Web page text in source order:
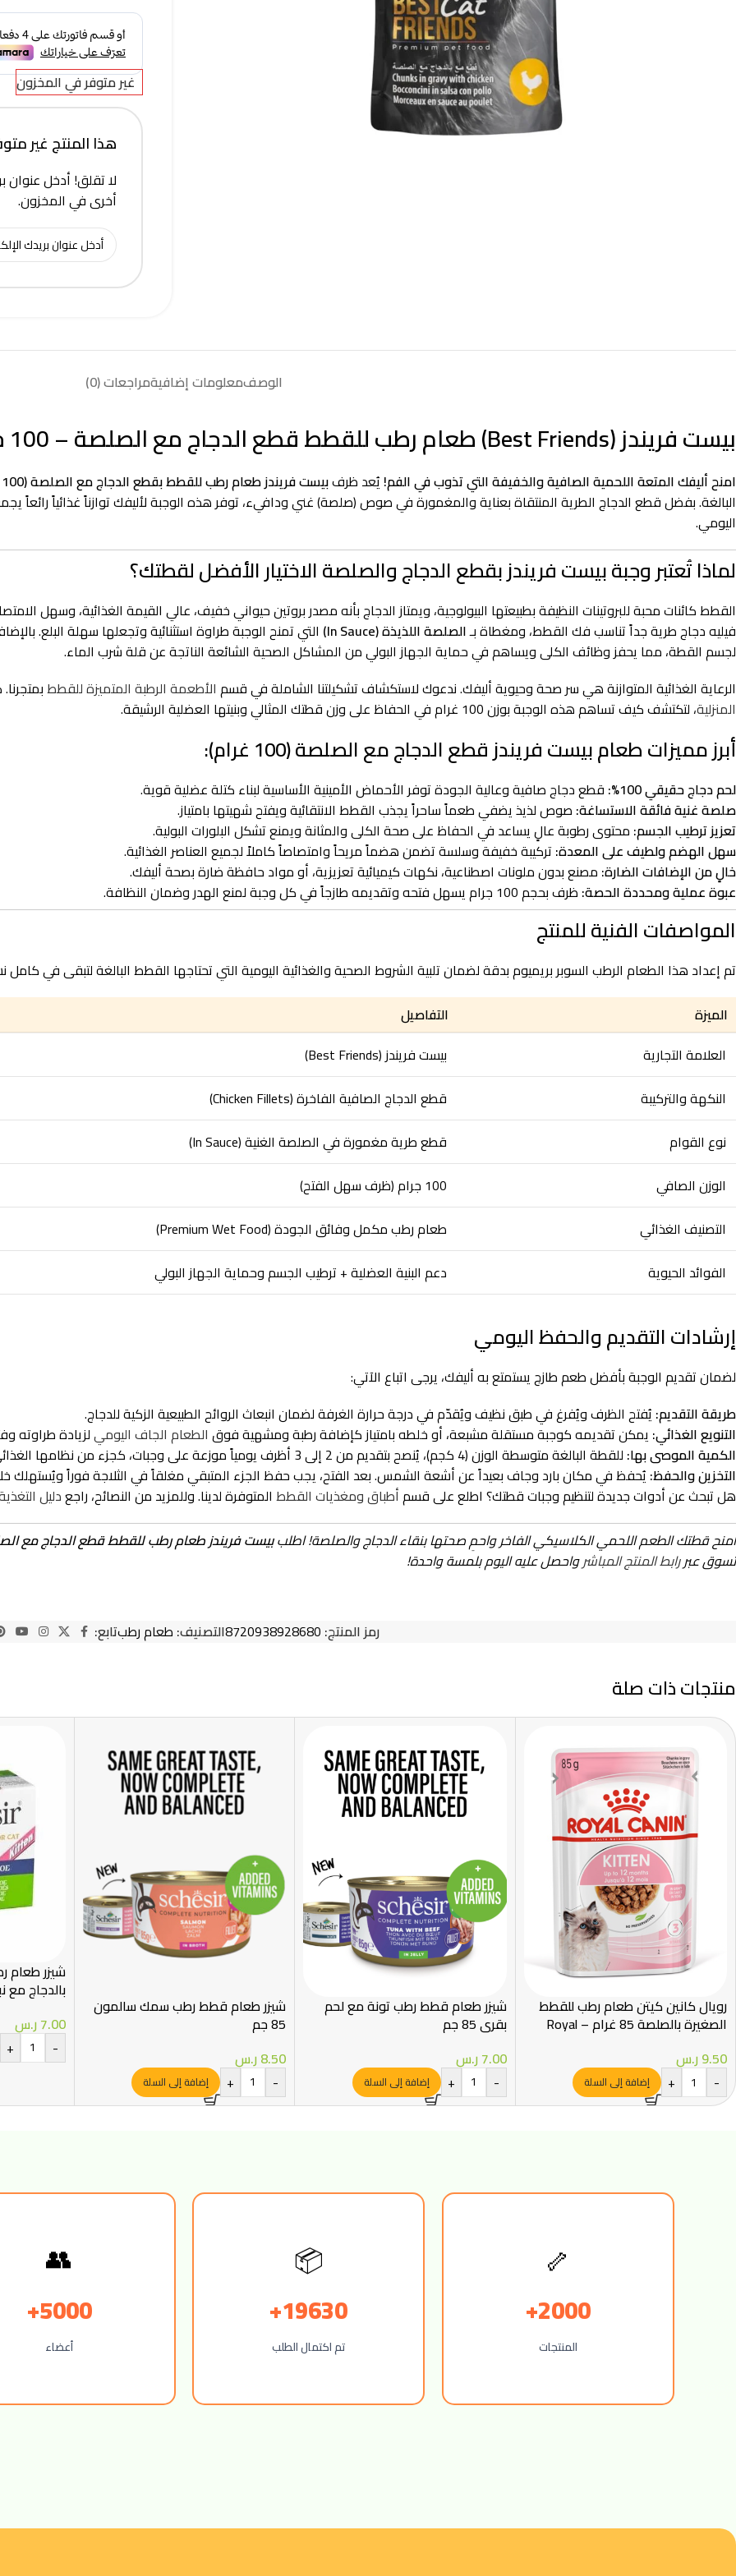
غير متوفر في المخزون
هذا المنتج غير
لا تقلق! أدخل عنوان
أخرى في المخزون.
الوصفمعلومات إضافيةمراجعات (0)
بيست فريندز (Best Friends) طعام رطب للقطط قطع الدجاج مع الصلصة – 100 جرام – وجبة الطراوة والانتعاش
امنح أليفك المتعة اللحمية الصافية والخفيفة التي تذوب في الفم! يُعد ظرفبيست فريندز طعام رطب للقطط بقطع الدجاج مع الصلصة (100 جرام)
البالغة. بفضل قطع الدجاج الطرية المنتقاة بعناية والمغمورة في صوص (صلصة) غني ودافيء، توفر هذه الوجبة لأليفك توازناً غذائياً
اليومي.
لماذا تُعتبر وجبة بيست فريندز بقطع الدجاج والصلصة الاختيار الأفضل لقطتك؟
القطط كائنات محبة للبروتينات النظيفة بطبيعتها البيولوجية، ويمتاز الدجاج بأنه مصدر بروتين حيواني خفيف، عالي القيمة الغذائية، وسهل
فيليه دجاج طرية جداً تناسب فك القطط، ومغطاة بـالصلصة اللذيذة (In Sauce)
التي تمنح الوجبة طراوة استثنائية وتجعلها سهلة البلع.
لجسم القطة، مما يحفز وظائف الكلى ويساهم في حماية الجهاز البولي من المشاكل الصحية الشائعة الناتجة عن قلة شرب الماء.
الرعاية الغذائية المتوازنة هي سر صحة وحيوية أليفك. ندعوك لاستكشاف تشكيلتنا الشاملة في قسم الأطعمة الرطبة المتميزة للقطط
المنزلية، لتكتشف كيف تساهم هذه الوجبة بوزن 100 غرام في الحفاظ على وزن قطتك المثالي وبنيتها العضلية الرشيقة.
أبرز مميزات طعام بيست فريندز قطع الدجاج مع الصلصة (100 غرام):
لحم دجاج حقيقي 100%:
قطع دجاج صافية وعالية الجودة توفر الأحماض الأمينية الأساسية لبناء كتلة عضلية قوية.
صلصة غنية فائقة الاستساغة: صوص لذيذ يضفي طعماً ساحراً يجذب القطط الانتقائية ويفتح شهيتها بامتياز.
تعزيز ترطيب الجسم: محتوى رطوبة عالٍ يساعد في الحفاظ على صحة الكلى والمثانة ويمنع تشكل البلورات البولية.
سهل الهضم ولطيف على المعدة: تركيبة خفيفة وسلسة تضمن هضماً مريحاً وامتصاصاً كاملاً لجميع العناصر الغذائية.
خالٍ من الإضافات الضارة: مصنع بدون ملونات اصطناعية، نكهات كيميائية تعزيزية، أو مواد حافظة ضارة بصحة أليفك.
عبوة عملية ومحددة الحصة: ظرف بحجم 100 جرام يسهل فتحه وتقديمه طازجاً في كل وجبة لمنع الهدر وضمان النظافة.
المواصفات الفنية للمنتج
تم إعداد هذا الطعام الرطب السوبر بريميوم بدقة لضمان تلبية الشروط الصحية والغذائية اليومية التي تحتاجها القطط البالغة لتبقى في كامل
الميزة
التفاصيل
العلامة التجارية
بيست فريندز (Best Friends)
النكهة والتركيبة
قطع الدجاج الصافية الفاخرة (Chicken Fillets)
نوع القوام
قطع طرية مغمورة في الصلصة الغنية (In Sauce)
الوزن الصافي
100 جرام (ظرف سهل الفتح)
التصنيف الغذائي
طعام رطب مكمل وفائق الجودة (Premium Wet Food)
الفوائد الحيوية
دعم البنية العضلية + ترطيب الجسم وحماية الجهاز البولي
إرشادات التقديم والحفظ اليومي
لضمان تقديم الوجبة بأفضل طعم طازج يستمتع به أليفك، يرجى اتباع الآتي:
طريقة التقديم: يُفتح الظرف ويُفرغ في طبق نظيف ويُقدّم في درجة حرارة الغرفة لضمان انبعاث الروائح الطبيعية الزكية للدجاج.
التنويع الغذائي: يمكن تقديمه كوجبة مستقلة مشبعة، أو خلطه بامتياز كإضافة رطبة ومشهية فوق الطعام الجاف اليوميلزيادة طراوته
الكمية الموصى بها: للقطة البالغة متوسطة الوزن (4 كجم)، يُنصح بتقديم من 2 إلى 3 أظرف يومياً موزعة على وجبات، كجزء من نظامها الغذائي المتكامل.
التخزين والحفظ: يُحفظ في مكان بارد وجاف بعيداً عن أشعة الشمس. بعد الفتح، يجب حفظ الجزء المتبقي مغلقاً في الثلاجة فوراً ويُستهلك خلال 48 ساعة كحد أقصى لضمان سلامته
هل تبحث عن أدوات جديدة لتنظيم وجبات قطتك؟ اطلع على قسمأطباق ومغذيات القطط المتوفرة لدينا. وللمزيد من النصائح، راجعدليل
امنح قطتك الطعم اللحمي الكلاسيكي الفاخر واحمِ صحتها بنقاء الدجاج والصلصة! اطلببيست فريندز طعام رطب للقطط قطع الدجاج مع الصلصة
تسوق عبررابط المنتج المباشرواحصل عليه اليوم بلمسة واحدة!
رمز المنتج: 8720938928680التصنيف: طعام رطبتابع:
منتجات ذات صلة
رويال كانين كيتن طعام رطب للقطط
الصغيرة بالصلصة 85 غرام – Royal
9.50ر.س
-
+ إضافة إلى السلة
شيزر طعام قطط رطب تونة مع لحم
بقري 85 جم
7.00ر.س
-
+ إضافة إلى السلة
شيزر طعام قطط رطب سمك سالمون
85 جم
8.50ر.س
-
+ إضافة إلى السلة
شيزر طعام
بالدجاج مع
7.00ر.س
-
+
🦴
2000+
المنتجات
📦
19630+
تم اكتمال الطلب
👥
5000+
أعضاء